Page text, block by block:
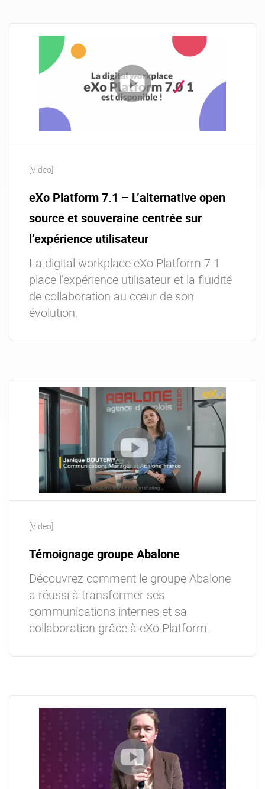
[Video]
eXo Platform 7.1 – L’alternative open
source et souveraine centrée sur
l’expérience utilisateur
La digital workplace eXo Platform 7.1
place l’expérience utilisateur et la fluidité
de collaboration au cœur de son
évolution.
[Video]
Témoignage groupe Abalone
Découvrez comment le groupe Abalone
a réussi à transformer ses
communications internes et sa
collaboration grâce à eXo Platform.